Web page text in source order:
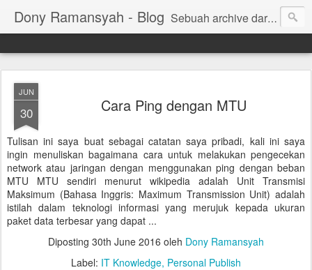
Dony Ramansyah - Blog Sebuah archive dari kehidupan - log dari perjalanan dan tujuan | Fell Free ... ( archive of live, log of journey and target | Fell Free ...)
JUN
30 Cara Ping dengan MTU
Tulisan ini saya buat sebagai catatan saya pribadi, kali ini saya
ingin menuliskan bagaimana cara untuk melakukan pengecekan
network atau jaringan dengan menggunakan ping dengan beban
MTU MTU sendiri menurut wikipedia adalah Unit Transmisi
Maksimum (Bahasa Inggris: Maximum Transmission Unit) adalah
istilah dalam teknologi informasi yang merujuk kepada ukuran
paket data terbesar yang dapat ...
Diposting 30th June 2016 oleh Dony Ramansyah
Label: IT Knowledge Personal Publish